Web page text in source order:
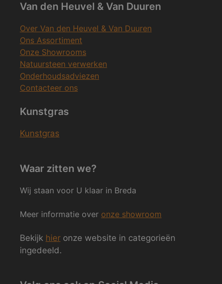
Van den Heuvel & Van Duuren
Over Van den Heuvel & Van Duuren
Ons Assortiment
Onze Showrooms
Natuursteen verwerken
Onderhoudsadviezen
Contacteer ons
Kunstgras
Kunstgras
Waar zitten we?
Wij staan voor U klaar in Breda
Meer informatie over onze showroom
Bekijk hier onze website in categorieën
ingedeeld.